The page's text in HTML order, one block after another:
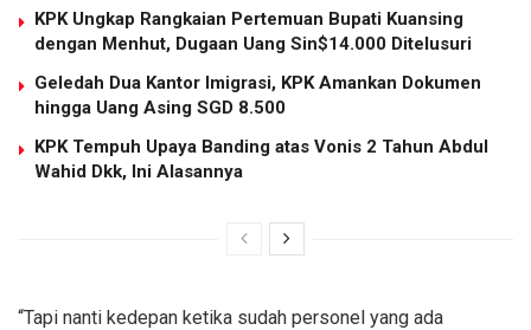
KPK Ungkap Rangkaian Pertemuan Bupati Kuansing
dengan Menhut, Dugaan Uang Sin$14.000 Ditelusuri
Geledah Dua Kantor Imigrasi, KPK Amankan Dokumen
hingga Uang Asing SGD 8.500
KPK Tempuh Upaya Banding atas Vonis 2 Tahun Abdul
Wahid Dkk, Ini Alasannya
“Tapi nanti kedepan ketika sudah personel yang ada